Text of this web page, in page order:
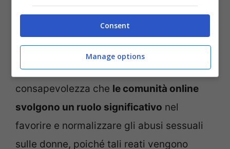
I Paesi partecipanti hanno indagato su casi collegati al
Progetto Medusa (EUROPOL FOTO) – Notizie.com
Il Progetto Medusa si basa sulla
consapevolezza che le comunità online
svolgono un ruolo significativo nel
favorire e normalizzare gli abusi sessuali
sulle donne, poiché tali reati vengono
Consent
Manage options